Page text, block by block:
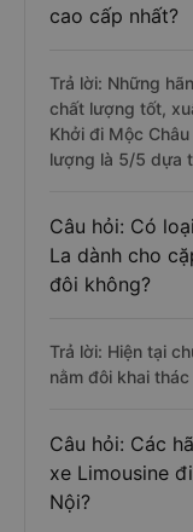
cao cấp nhất?
Trả lời: Những
chất lượng tốt,
Khởi đi Mộc
lượng là 5/5 dựa
Câu hỏi: Có
La dành cho
đôi không?
Trả lời: Hiện tại
nằm đôi khai
Câu hỏi: Các
xe Limousine
Nội?